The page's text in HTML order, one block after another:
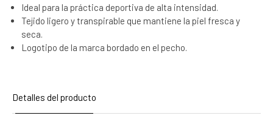
Ideal para la práctica deportiva de alta intensidad.
Tejido ligero y transpirable que mantiene la piel fresca y
seca.
Logotipo de la marca bordado en el pecho.
Detalles del producto